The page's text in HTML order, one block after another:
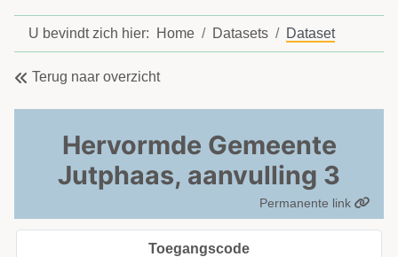
U bevindt zich hier: Home Datasets Dataset
Terug naar overzicht
Hervormde Gemeente
Jutphaas, aanvulling 3
Permanente link
Toegangscode